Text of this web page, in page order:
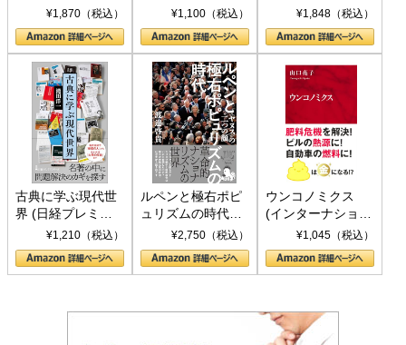
トランプとBRICS
の挑戦
¥1,870（税込）
下、ソ連参戦、そ
して聖断 (PHP新
書)
¥1,100（税込） ¥1,848（税込）
古典に学ぶ現代世
界 (日経プレミア
シリーズ)¥1,210（税込）
ルペンと極右ポピ
ュリズムの時代：
〈ヤヌス〉の二つ
の顔
¥2,750（税込）
ウンコノミクス
(インターナショナ
ル新書)¥1,045（税込）